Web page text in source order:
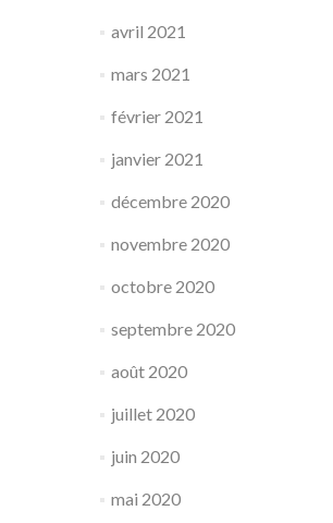
avril 2021
mars 2021
février 2021
janvier 2021
décembre 2020
novembre 2020
octobre 2020
septembre 2020
août 2020
juillet 2020
juin 2020
mai 2020